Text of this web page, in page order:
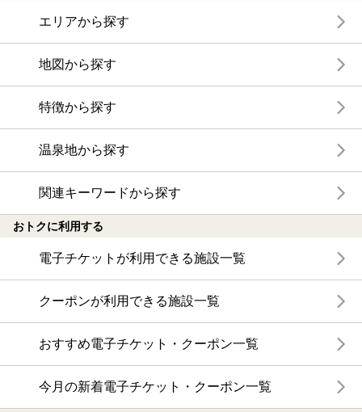
エリアから探す
地図から探す
特徴から探す
温泉地から探す
関連キーワードから探す
おトクに利用する
電子チケットが利用できる施設一覧
クーポンが利用できる施設一覧
おすすめ電子チケット・クーポン一覧
今月の新着電子チケット・クーポン一覧